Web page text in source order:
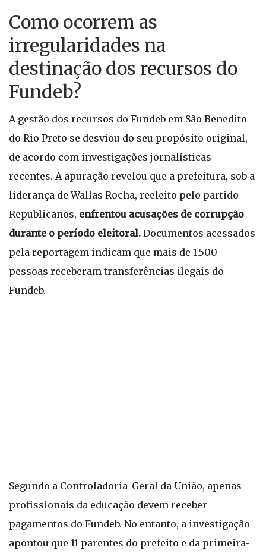
Como ocorrem as
irregularidades na
destinação dos recursos do
Fundeb?
A gestão dos recursos do Fundeb em São Benedito
do Rio Preto se desviou do seu propósito original,
de acordo com investigações jornalísticas
recentes. A apuração revelou que a prefeitura, sob a
liderança de Wallas Rocha, reeleito pelo partido
Republicanos, enfrentou acusações de corrupção
durante o período eleitoral. Documentos acessados
pela reportagem indicam que mais de 1.500
pessoas receberam transferências ilegais do
Fundeb.
Segundo a Controladoria-Geral da União, apenas
profissionais da educação devem receber
pagamentos do Fundeb. No entanto, a investigação
apontou que 11 parentes do prefeito e da primeira-